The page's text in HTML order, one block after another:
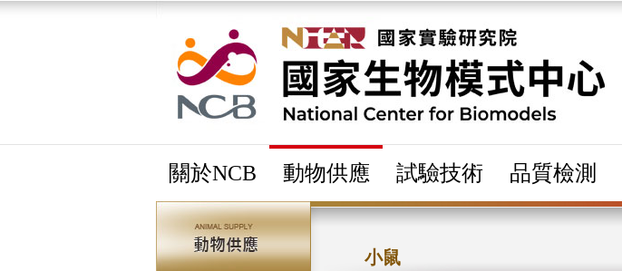
關於NCB 動物供應 試驗技術 品質檢測
小鼠